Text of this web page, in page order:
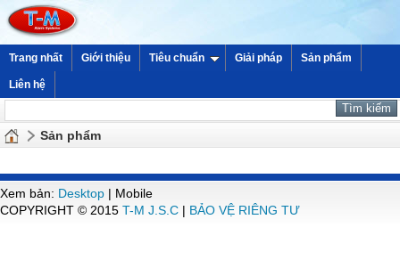
Trang nhất Giới thiệu Tiêu chuẩn Giải pháp Sản phẩm
Liên hệ
Sản phẩm
Xem bản: Desktop | Mobile
COPYRIGHT © 2015 T-M J.S.C | BẢO VỆ RIÊNG TƯ